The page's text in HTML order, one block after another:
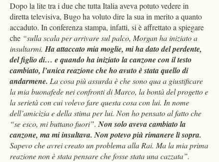
Dopo la lite tra i due che tutta Italia aveva potuto vedere in
diretta televisiva, Bugo ha voluto dire la sua in merito a quanto
accaduto. In conferenza stampa, infatti, si è affrettato a spiegare
che “sulla scala per arrivare sul palco, Morgan ha iniziato a
insultarmi.Ha attaccato mia moglie, mi ha dato del perdente,
del figlio di… e quando ha iniziato la canzone con il testo
cambiato, l’unica reazione che ho avuto è stata quello di
andarmene. La cosa più assurda è che sono qua a giustificare
la mia buonafede nei confronti di Marco, la bontà del progetto e
la serietà con cui volevo fare questa cosa con lui. In nome
dell’amicizia e della stima per lui. Non ho pensato al fatto che
“se esco, mi buttano fuori”.Non solo aveva cambiato la
canzone, ma mi insultava. Non potevo più rimanere lì sopra.
Sapevo che avrei creato un problema alla Rai. Ma la mia prima
reazione non è stata pensare che fosse stata una cazzata”.